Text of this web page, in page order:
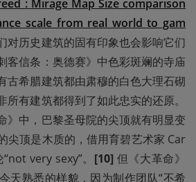
: Mirage Map Size comparison
scale from real world to gam
对历史建筑的固有印象也会影响它们
客信条：奥德赛》中色彩斑斓的寺庙
古希腊建筑都由肃穆的白色大理石砌
所有建筑都得到了如此忠实的还原。
》中，巴黎圣母院的尖顶就有明显变
尖顶是木质的，借用育碧艺术家 Car
very sexy”。 [10] 但《大革命》
天熟悉的样貌，因为制作团队“不希